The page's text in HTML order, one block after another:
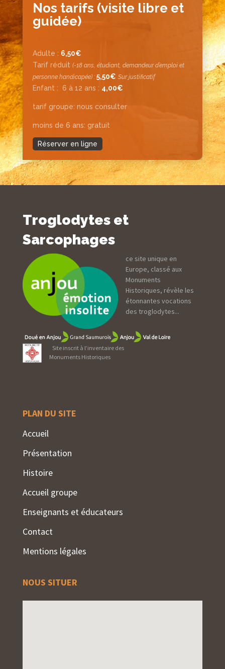
Nos tarifs (visite libre et
guidée)
Adulte : 6,50€
Tarif réduit (-18 ans, étudiant, demandeur d’emploi et
personne handicapée) : 5,50€ Sur justificatif
Enfant : 6 à 12 ans : 4,00€
tarif groupe: nous consulter
moins de 6 ans: gratuit
Réserver en ligne
Troglodytes et
Sarcophages
ce site unique en
Europe, classé aux
Monuments
Historiques, révèle les
étonnantes vocations
des troglodytes...
Site inscrit à l’inventaire des
Monuments Historiques
PLAN DU SITE
Accueil
Présentation
Histoire
Accueil groupe
Enseignants et éducateurs
Contact
Mentions légales
NOUS SITUER